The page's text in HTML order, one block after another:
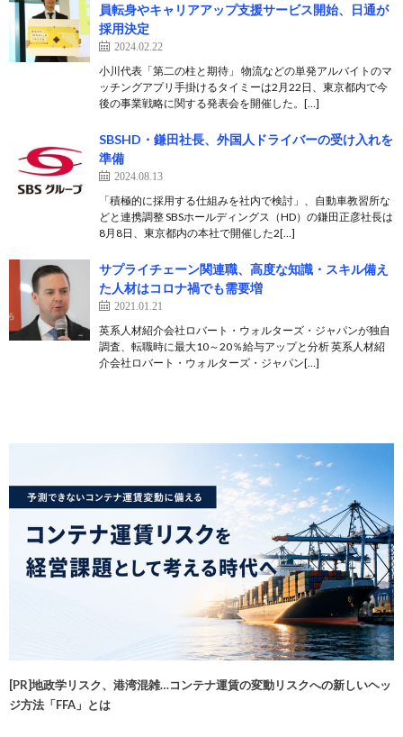
員転身やキャリアアップ支援サービス開始、日通が
採用決定
2024.02.22
小川代表「第二の柱と期待」 物流などの単発アルバイトのマ
ッチングアプリ手掛けるタイミーは2月22日、東京都内で今
後の事業戦略に関する発表会を開催した。[…]
SBSHD・鎌田社長、外国人ドライバーの受け入れを
準備
2024.08.13
「積極的に採用する仕組みを社内で検討」、自動車教習所な
どと連携調整 SBSホールディングス（HD）の鎌田正彦社長は
8月8日、東京都内の本社で開催した2[…]
サプライチェーン関連職、高度な知識・スキル備え
た人材はコロナ禍でも需要増
2021.01.21
英系人材紹介会社ロバート・ウォルターズ・ジャパンが独自
調査、転職時に最大10～20％給与アップと分析 英系人材紹
介会社ロバート・ウォルターズ・ジャパン[…]
[PR]地政学リスク、港湾混雑…コンテナ運賃の変動リスクへの新しいヘッ
ジ方法「FFA」とは